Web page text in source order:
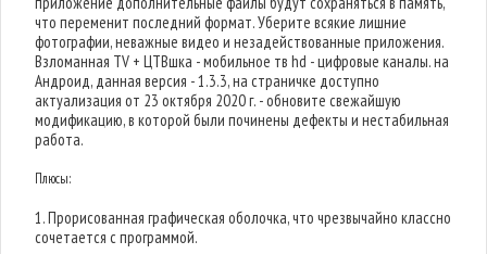
что переменит последний формат. Уберите всякие лишние
фотографии, неважные видео и незадействованные приложения.
Взломанная TV + ЦТВшка - мобильное тв hd - цифровые каналы. на
Андроид, данная версия - 1.3.3, на страничке доступно
актуализация от 23 октября 2020 г. - обновите свежайшую
модификацию, в которой были починены дефекты и нестабильная
работа.
Плюсы:
1. Прорисованная графическая оболочка, что чрезвычайно классно
сочетается с программой.